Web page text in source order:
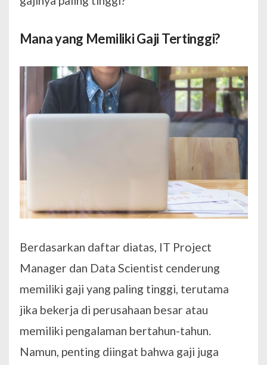
Mana yang Memiliki Gaji Tertinggi?
Berdasarkan daftar diatas, IT Project
Manager dan Data Scientist cenderung
memiliki gaji yang paling tinggi, terutama
jika bekerja di perusahaan besar atau
memiliki pengalaman bertahun-tahun.
Namun, penting diingat bahwa gaji juga